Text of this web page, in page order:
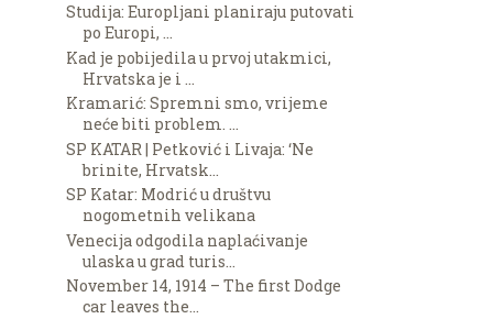
Studija: Europljani planiraju putovati
po Europi, ...
Kad je pobijedila u prvoj utakmici,
Hrvatska je i ...
Kramarić: Spremni smo, vrijeme
neće biti problem. ...
SP KATAR | Petković i Livaja: ‘Ne
brinite, Hrvatsk...
SP Katar: Modrić u društvu
nogometnih velikana
Venecija odgodila naplaćivanje
ulaska u grad turis...
November 14, 1914 – The first Dodge
car leaves the...